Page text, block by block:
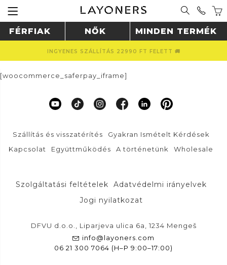
FÉRFIAK NŐK MINDEN TERMÉK
INGYENES SZÁLLÍTÁS 22990 FT FELETT 🚚
[woocommerce_saferpay_iframe]
Szállítás és visszatérítés
Gyakran Ismételt Kérdések
Kapcsolat
Együttműködés A történetünk Wholesale
Szolgáltatási feltételek
Adatvédelmi irányelvek
Jogi nyilatkozat
DFVU d.o.o., Liparjeva ulica 6a, 1234 Mengeš
info@layoners.com
06 21 300 7064 (H–P 9:00–17:00)